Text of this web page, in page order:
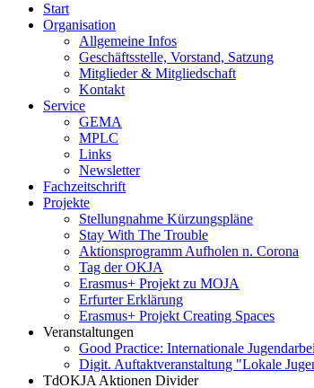
Start
Organisation
Allgemeine Infos
Geschäftsstelle, Vorstand, Satzung
Mitglieder & Mitgliedschaft
Kontakt
Service
GEMA
MPLC
Links
Newsletter
Fachzeitschrift
Projekte
Stellungnahme Kürzungspläne
Stay With The Trouble
Aktionsprogramm Aufholen n. Corona
Tag der OKJA
Erasmus+ Projekt zu MOJA
Erfurter Erklärung
Erasmus+ Projekt Creating Spaces
Veranstaltungen
Good Practice: Internationale
Digit. Auftaktveranstaltung "Lokale
TdOKJA Aktionen Divider